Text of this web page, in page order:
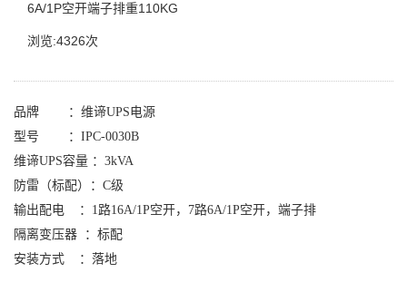
6A/1P空开端子排重110KG
浏览:4326次
品牌 ： 维谛UPS电源
型号 ： IPC-0030B
维谛UPS容量 ：3kVA
防雷（标配）：C级
输出配电 ：1路16A/1P空开，7路6A/1P空开，端子排
隔离变压器 ：标配
安装方式 ：落地